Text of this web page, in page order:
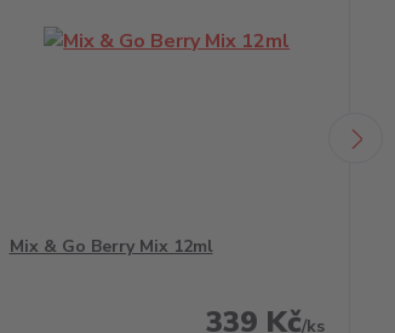
Mix & Go Berry Mix 12ml
339 Kč/ks